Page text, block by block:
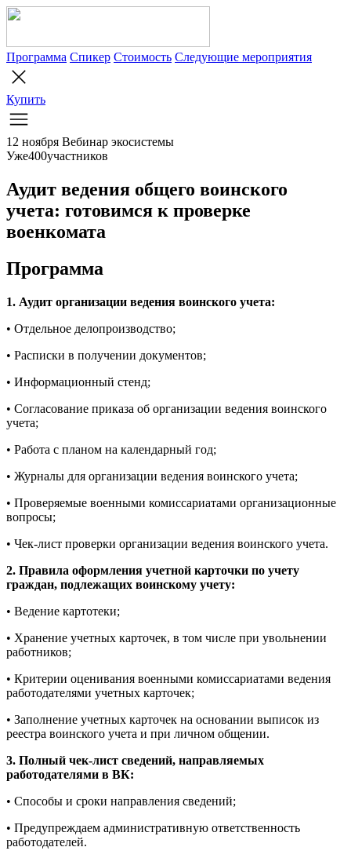
Программа Спикер Стоимость Следующие мероприятия
Купить
12 ноября Вебинар экосистемы
Уже400участников
Аудит ведения общего воинского
учета: готовимся к проверке
военкомата
Программа
1. Аудит организации ведения воинского учета:
• Отдельное делопроизводство;
• Расписки в получении документов;
• Информационный стенд;
• Согласование приказа об организации ведения воинского
учета;
• Работа с планом на календарный год;
• Журналы для организации ведения воинского учета;
• Проверяемые военными комиссариатами организационные
вопросы;
• Чек-лист проверки организации ведения воинского учета.
2. Правила оформления учетной карточки по учету
граждан, подлежащих воинскому учету:
• Ведение картотеки;
• Хранение учетных карточек, в том числе при увольнении
работников;
• Критерии оценивания военными комиссариатами ведения
работодателями учетных карточек;
• Заполнение учетных карточек на основании выписок из
реестра воинского учета и при личном общении.
3. Полный чек-лист сведений, направляемых
работодателями в ВК:
• Способы и сроки направления сведений;
• Предупреждаем административную ответственность
работодателей.